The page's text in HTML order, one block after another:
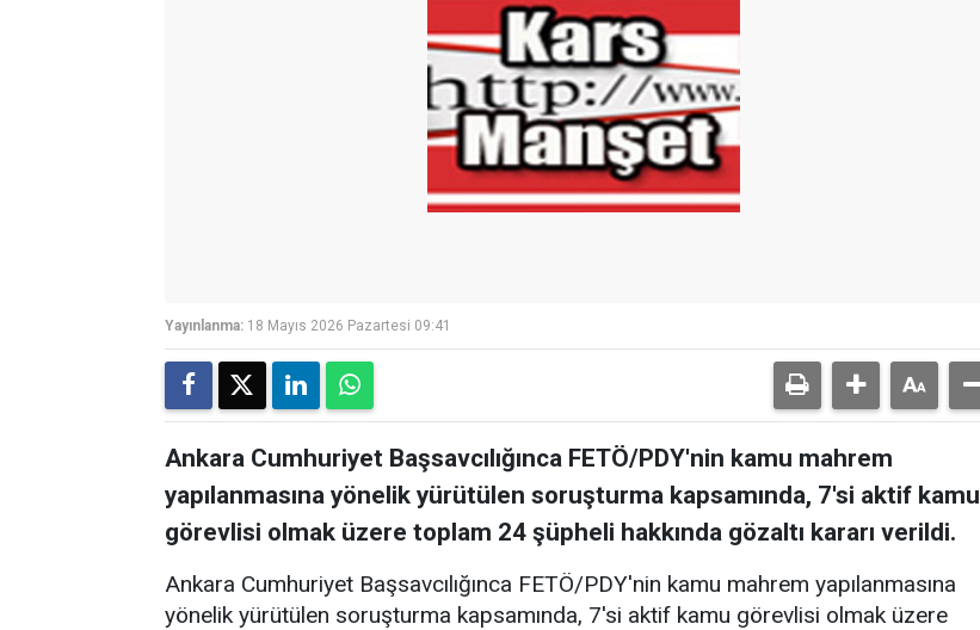
Yayınlanma: 18 Mayıs 2026 Pazartesi 09:41
Ankara Cumhuriyet Başsavcılığınca FETÖ/PDY'nin kamu mahrem
yapılanmasına yönelik yürütülen soruşturma kapsamında, 7'si aktif kamu
görevlisi olmak üzere toplam 24 şüpheli hakkında gözaltı kararı verildi.
Ankara Cumhuriyet Başsavcılığınca FETÖ/PDY'nin kamu mahrem yapılanmasına
yönelik yürütülen soruşturma kapsamında, 7'si aktif kamu görevlisi olmak üzere